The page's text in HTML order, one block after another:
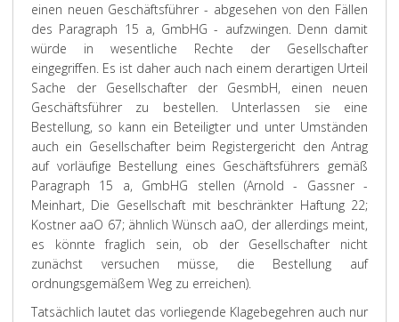
einen neuen Geschäftsführer - abgesehen von den Fällen
des Paragraph 15 a, GmbHG - aufzwingen. Denn damit
würde in wesentliche Rechte der Gesellschafter
eingegriffen. Es ist daher auch nach einem derartigen Urteil
Sache der Gesellschafter der GesmbH, einen neuen
Geschäftsführer zu bestellen. Unterlassen sie eine
Bestellung, so kann ein Beteiligter und unter Umständen
auch ein Gesellschafter beim Registergericht den Antrag
auf vorläufige Bestellung eines Geschäftsführers gemäß
Paragraph 15 a, GmbHG stellen (Arnold - Gassner -
Meinhart, Die Gesellschaft mit beschränkter Haftung 22;
Kostner aaO 67; ähnlich Wünsch aaO, der allerdings meint,
es könnte fraglich sein, ob der Gesellschafter nicht
zunächst versuchen müsse, die Bestellung auf
ordnungsgemäßem Weg zu erreichen).
Tatsächlich lautet das vorliegende Klagebegehren auch nur